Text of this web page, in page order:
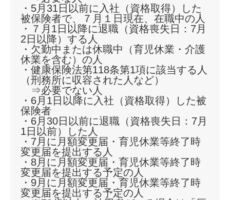
・5月31日以前に入社（資格取得）した
被保険者で、７月１日現在、在職中の人
・７月1日以降に退職（資格喪失日：7月
2日以降）する人
・欠勤中または休職中（育児休業・介護
休業を含む）の人
・健康保険法第118条第1項に該当する人
（刑務所に収容された人など）
⇒必要でない人
・6月1日以降に入社（資格取得）した被
保険者
・6月30日以前に退職（資格喪失日：7月
1日以前）した人
・7月に月額変更届・育児休業等終了時
変更届を提出する人
・8月に月額変更届・育児休業等終了時
変更届を提出する予定の人
・9月に月額変更届・育児休業等終了時
変更届を提出する予定の人